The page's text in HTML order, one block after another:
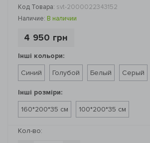
Код Товара: svt-2000022343152
Наличие: В наличии
4 950 грн
Інші кольори:
Синий
Голубой Белый Серый
Інші розміри:
160*200*35 см
100*200*35 см
Кол-во: